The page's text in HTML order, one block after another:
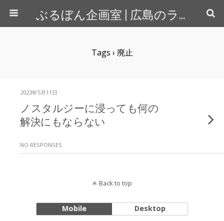
ぶるぼん企画室 | 広島のライター＆カメラマン
Tags › 廃止
2023年5月11日
ノスタルジーに浸っても何の
解決にもならない
NO RESPONSES
Back to top
Mobile Desktop